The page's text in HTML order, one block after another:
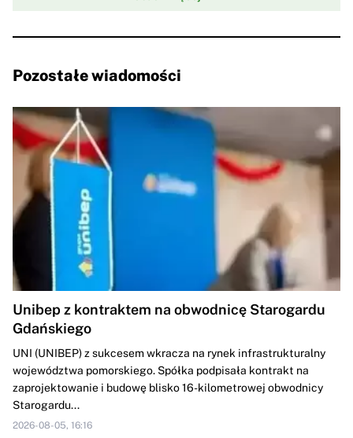
Pozostałe wiadomości
Unibep z kontraktem na obwodnicę Starogardu
Gdańskiego
UNI (UNIBEP) z sukcesem wkracza na rynek infrastrukturalny
województwa pomorskiego. Spółka podpisała kontrakt na
zaprojektowanie i budowę blisko 16-kilometrowej obwodnicy
Starogardu...
2026-08-05, 16:16